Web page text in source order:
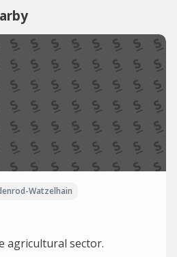
Watzelhain
agricultural sector.